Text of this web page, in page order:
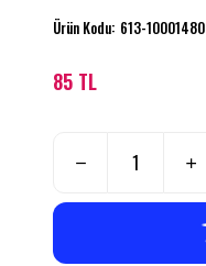
Ürün Kodu: 613-10001480
85 TL